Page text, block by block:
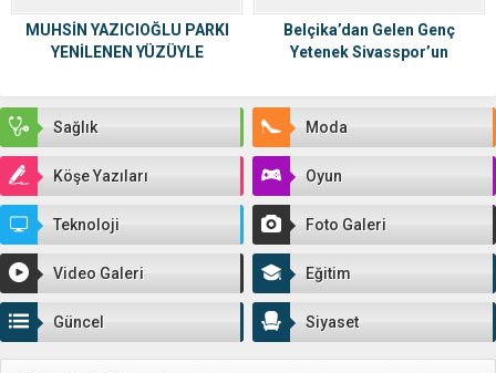
MUHSİN YAZICIOĞLU PARKI
YENİLENEN YÜZÜYLE
Belçika’dan Gelen Genç
Yetenek Sivasspor’un
Sağlık Moda
Köşe Yazıları Oyun
Teknoloji Foto Galeri
Video Galeri Eğitim
Güncel Siyaset